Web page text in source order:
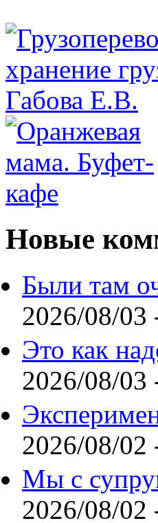
Новые
Были там
2026/08/03
Это как
2026/08/03
2026/08/02
Мы с
2026/08/02